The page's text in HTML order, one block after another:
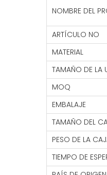
NOMBRE DEL
ARTÍCULO NO
MATERIAL
TAMAÑO DE LA
MOQ
EMBALAJE
TAMAÑO DEL
PESO DE LA
TIEMPO DE